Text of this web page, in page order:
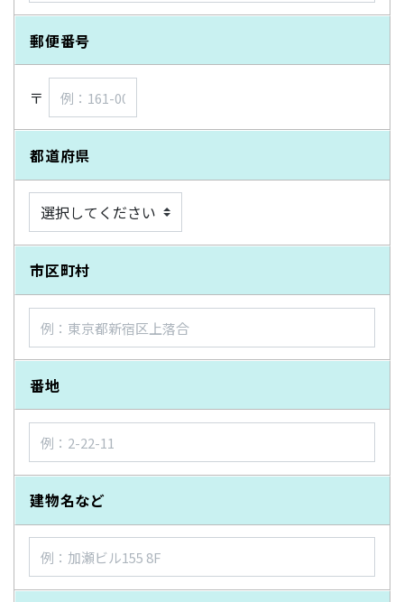
郵便番号
〒
都道府県
市区町村
番地
建物名など